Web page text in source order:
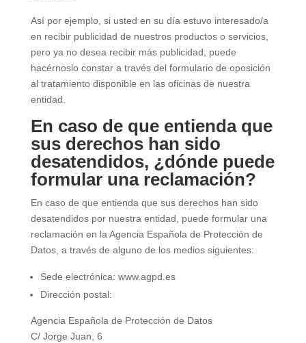
Así por ejemplo, si usted en su día estuvo interesado/a
en recibir publicidad de nuestros productos o servicios,
pero ya no desea recibir más publicidad, puede
hacérnoslo constar a través del formulario de oposición
al tratamiento disponible en las oficinas de nuestra
entidad.
En caso de que entienda que
sus derechos han sido
desatendidos, ¿dónde puede
formular una reclamación?
En caso de que entienda que sus derechos han sido
desatendidos por nuestra entidad, puede formular una
reclamación en la Agencia Española de Protección de
Datos, a través de alguno de los medios siguientes:
Sede electrónica: www.agpd.es
Dirección postal:
Agencia Española de Protección de Datos
C/ Jorge Juan, 6